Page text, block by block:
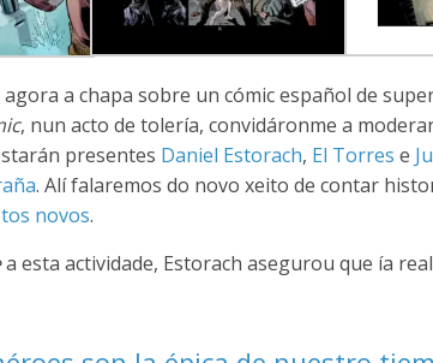
a chapa sobre un cómic español de
, nun acto de tolería, convidáronme a
presentes Daniel Estorach, El Torres e
. Alí falaremos do novo xeito de contar
novos.
a esta actividade, Estorach asegurou que ía